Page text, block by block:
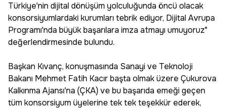
Türkiye'nin dijital dönüşüm yolculuğunda öncü olacak
konsorsiyumlardaki kurumları tebrik ediyor, Dijital Avrupa
Programı'nda büyük başarılara imza atmayı umuyoruz"
değerlendirmesinde bulundu.
Başkan Kıvanç, konuşmasında Sanayi ve Teknoloji
Bakanı Mehmet Fatih Kacır başta olmak üzere Çukurova
Kalkınma Ajansı'na (ÇKA) ve bu başarıda emeği geçen
tüm konsorsiyum üyelerine tek tek teşekkür ederek,